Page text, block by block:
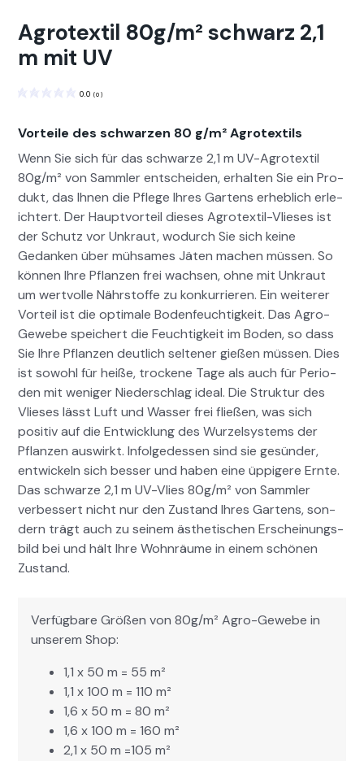
Agrotextil 80g/m² schwarz 2,1
m mit UV
0.0 (0 )
Vorteile des schwarzen 80 g/m² Agrotextils
Wenn Sie sich für das schwarze 2,1 m UV-Agro­tex­til
80g/m² von Samm­ler entschei­den, erhal­ten Sie ein Pro­
dukt, das Ihnen die Pflege Ihres Gartens erhe­blich erle­
ichtert. Der Hauptvorteil dieses Agro­tex­til-Vlieses ist
der Schutz vor Unkraut, wodurch Sie sich keine
Gedanken über müh­sames Jäten machen müssen. So
kön­nen Ihre Pflanzen frei wach­sen, ohne mit Unkraut
um wertvolle Nährstoffe zu konkur­ri­eren. Ein weit­er­er
Vorteil ist die opti­male Boden­feuchtigkeit. Das Agro-
Gewebe spe­ichert die Feuchtigkeit im Boden, so dass
Sie Ihre Pflanzen deut­lich sel­tener gießen müssen. Dies
ist sowohl für heiße, trock­ene Tage als auch für Peri­o­
den mit weniger Nieder­schlag ide­al. Die Struk­tur des
Vlieses lässt Luft und Wass­er frei fließen, was sich
pos­i­tiv auf die Entwick­lung des Wurzel­sys­tems der
Pflanzen auswirkt. Infolgedessen sind sie gesün­der,
entwick­eln sich bess­er und haben eine üppigere Ernte.
Das schwarze 2,1 m UV-Vlies 80g/m² von Samm­ler
verbessert nicht nur den Zus­tand Ihres Gartens, son­
dern trägt auch zu seinem ästhetis­chen Erschei­n­ungs­
bild bei und hält Ihre Wohn­räume in einem schö­nen
Zus­tand.
Ver­füg­bare Größen von 80g/m² Agro-Gewebe in
unserem Shop:
1,1 x 50 m = 55 m²
1,1 x 100 m = 110 m²
1,6 x 50 m = 80 m²
1,6 x 100 m = 160 m²
2,1 x 50 m =105 m²